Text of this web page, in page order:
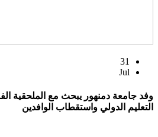
31
Jul
وفد جامعة دمنهور يبحث مع الملحقية
التعليم الدولي واستقطاب الوافدين